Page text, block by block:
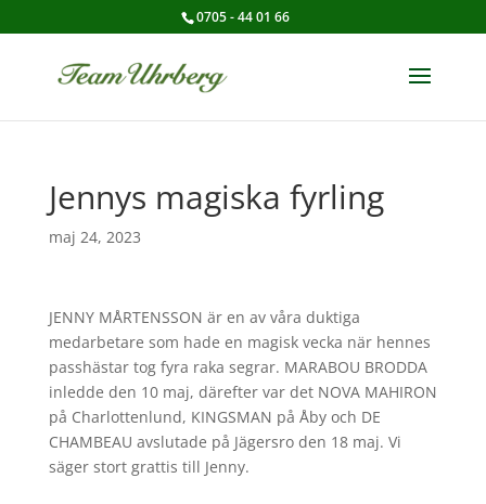
0705 - 44 01 66
Jennys magiska fyrling
maj 24, 2023
JENNY MÅRTENSSON är en av våra duktiga
medarbetare som hade en magisk vecka när hennes
passhästar tog fyra raka segrar. MARABOU BRODDA
inledde den 10 maj, därefter var det NOVA MAHIRON
på Charlottenlund, KINGSMAN på Åby och DE
CHAMBEAU avslutade på Jägersro den 18 maj. Vi
säger stort grattis till Jenny.